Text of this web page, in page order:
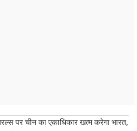
पर चीन का एकाधिकार खत्म करेगा भारत,